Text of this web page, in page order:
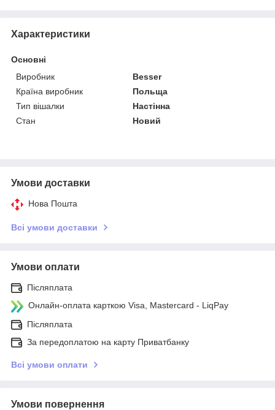
Характеристики
Основні
Виробник
Besser
Країна виробник
Польща
Тип вішалки
Настінна
Стан
Новий
Умови доставки
Нова Пошта
Всі умови доставки
Умови оплати
Післяплата
Онлайн-оплата карткою Visa, Mastercard - LiqPay
Післяплата
За передоплатою на карту Приватбанку
Всі умови оплати
Умови повернення